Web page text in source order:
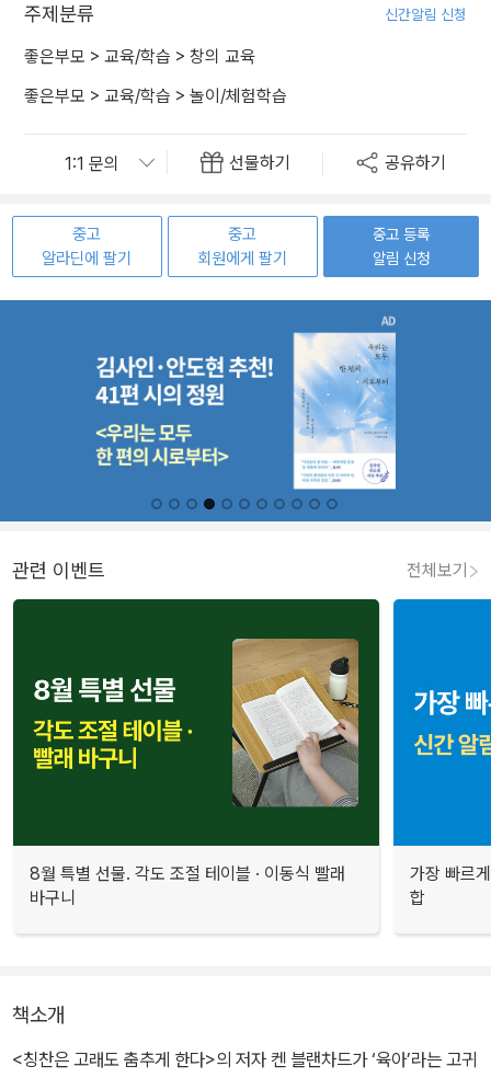
주제분류 신간알림 신청
좋은부모 > 교육/학습 > 창의 교육
좋은부모 > 교육/학습 > 놀이/체험학습
선물하기 공유하기
중고
알라딘에 팔기
중고
회원에게 팔기
중고 등록
알림 신청
관련 이벤트 전체보기
8월 특별 선물. 각도 조절 테이블 · 이동식 빨래
바구니
가장 빠르
합
책소개
<칭찬은 고래도 춤추게 한다>의 저자 켄 블랜차드가 ‘육아’라는 고귀